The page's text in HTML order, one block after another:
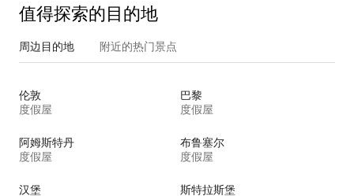
值得探索的目的地
周边目的地 附近的热门景点
伦敦
度假屋
巴黎
度假屋
阿姆斯特丹
度假屋
布鲁塞尔
度假屋
汉堡 斯特拉斯堡